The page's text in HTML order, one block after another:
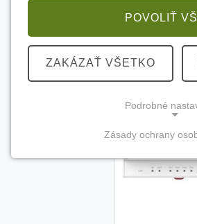
POVOLIŤ
ZAKÁZAŤ VŠETKO
Podrobné
(vždy aktívne, nemožno vypnúť)
Zásady ochrany